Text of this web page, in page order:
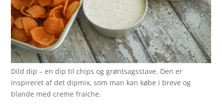
Dild dip – en dip til chips og grøntsagsstave. Den er
inspireret af det dipmix, som man kan købe i breve og
blande med creme fraiche.